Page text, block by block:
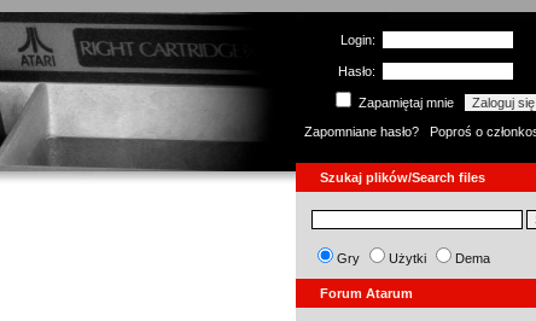
Login:
Hasło:
Zapamiętaj mnie
Zapomniane hasło?
Poproś o
Szukaj plików/Search files
Gry Użytki Dema
Forum Atarum